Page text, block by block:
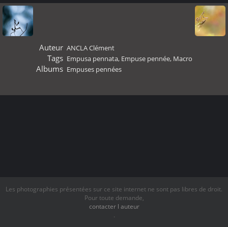
Auteur ANCLA Clément
Tags Empusa pennata, Empuse pennée, Macro
Albums Empuses pennées
Les photographies présentées sur ce site internet ne sont pas libres de droit.
Pour toute demande,
contacter l auteur
.